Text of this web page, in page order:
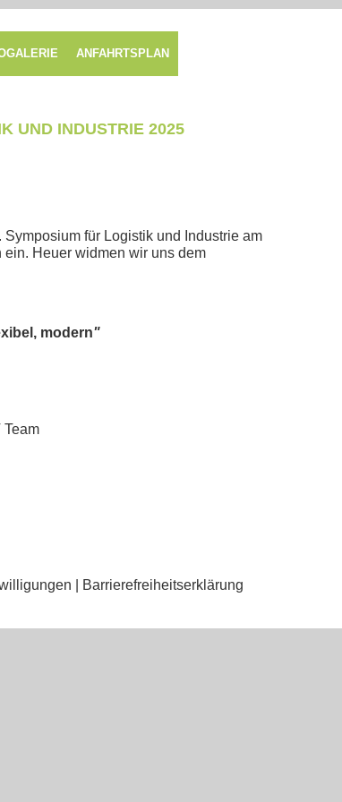
ANFAHRTSPLAN
UND INDUSTRIE 2025
für Logistik und Industrie am
Heuer widmen wir uns dem
modern"
Team
Barrierefreiheitserklärung